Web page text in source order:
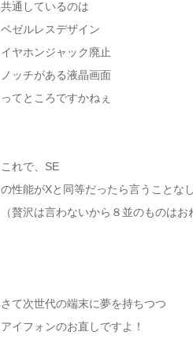
共通しているのは
ベゼルレスデザイン
イヤホンジャック廃止
ノッチがある液晶画面
ってところですかねぇ
これで、SE
の性能がXと同等だったら言うことな
（贅沢は言わないから８並のものはお
さて次世代の端末に夢を持ちつつ
アイフォンのお直しですよ！